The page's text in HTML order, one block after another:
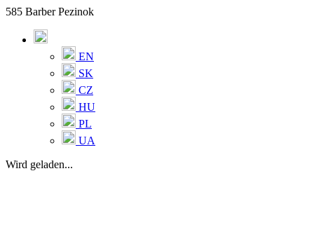
585 Barber Pezinok
EN
SK
CZ
HU
PL
UA
Wird geladen...